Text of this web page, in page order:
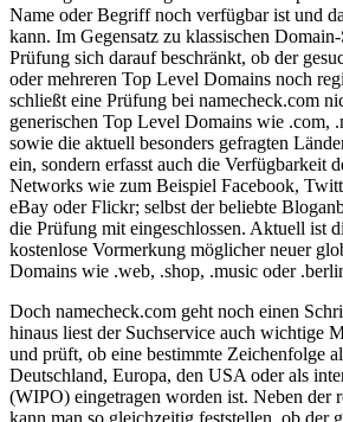
Name oder Begriff noch verfügbar ist und
kann. Im Gegensatz zu klassischen
Prüfung sich darauf beschränkt, ob der
oder mehreren Top Level Domains noch
schließt eine Prüfung bei namecheck.com
generischen Top Level Domains wie .com,
sowie die aktuell besonders gefragten
ein, sondern erfasst auch die Verfügbarkeit
Networks wie zum Beispiel Facebook,
eBay oder Flickr; selbst der beliebte
die Prüfung mit eingeschlossen. Aktuell ist
kostenlose Vormerkung möglicher neuer
Domains wie .web, .shop, .music oder
Doch namecheck.com geht noch einen
hinaus liest der Suchservice auch wichtige
und prüft, ob eine bestimmte Zeichenfolge
Deutschland, Europa, den USA oder als
(WIPO) eingetragen worden ist. Neben der